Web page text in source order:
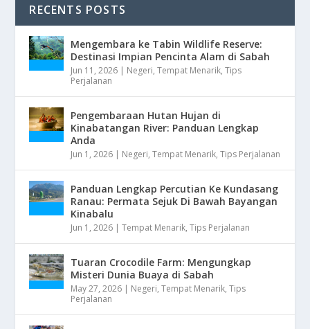
RECENTS POSTS
Mengembara ke Tabin Wildlife Reserve:
Destinasi Impian Pencinta Alam di Sabah
Jun 11, 2026 Negeri,Tempat Menarik,Tips
Perjalanan
Pengembaraan Hutan Hujan di
Kinabatangan River: Panduan Lengkap
Anda
Jun 1, 2026 Negeri,Tempat Menarik,Tips Perjalanan
Panduan Lengkap Percutian Ke Kundasang
Ranau: Permata Sejuk Di Bawah Bayangan
Kinabalu
Jun 1, 2026 |Tempat Menarik,Tips Perjalanan
Tuaran Crocodile Farm: Mengungkap
Misteri Dunia Buaya di Sabah
May 27, 2026 Negeri,Tempat Menarik,Tips
Perjalanan